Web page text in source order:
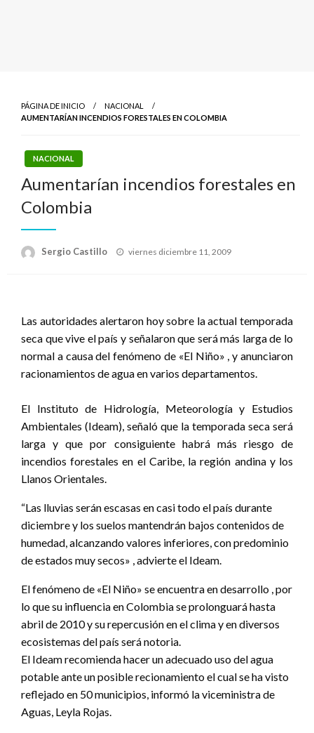
PÁGINA DE INICIO
NACIONAL
AUMENTARÍAN INCENDIOS FORESTALES EN COLOMBIA
NACIONAL
Aumentarían incendios forestales en
Colombia
Sergio Castillo
Publicado
viernes diciembre 11, 2009
Las autoridades alertaron hoy sobre la actual temporada
seca que vive el país y señalaron que será más larga de lo
normal a causa del fenómeno de «El Niño» , y anunciaron
racionamientos de agua en varios departamentos.
El Instituto de Hidrología, Meteorología y Estudios
Ambientales (Ideam), señaló que la temporada seca será
larga y que por consiguiente habrá más riesgo de
incendios forestales en el Caribe, la región andina y los
Llanos Orientales.
“Las lluvias serán escasas en casi todo el país durante
diciembre y los suelos mantendrán bajos contenidos de
humedad, alcanzando valores inferiores, con predominio
de estados muy secos» , advierte el Ideam.
El fenómeno de «El Niño» se encuentra en desarrollo , por
lo que su influencia en Colombia se prolonguará hasta
abril de 2010 y su repercusión en el clima y en diversos
ecosistemas del país será notoria.
El Ideam recomienda hacer un adecuado uso del agua
potable ante un posible recionamiento el cual se ha visto
reflejado en 50 municipios, informó la viceministra de
Aguas, Leyla Rojas.